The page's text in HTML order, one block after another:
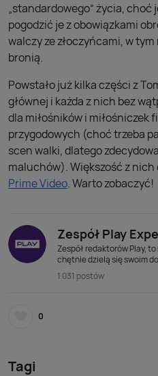
„standardowego” życia,
pogodzić je z obowiązkami
walczy ze złoczyńcami, w
bronią.
Powstało już kilka części z
głównej i każda z nich bez
dla miłośników i miłośniczek
przygodowych (choć trzeba
scen walki, dlatego
maluchów). Większość z
Prime Video. Warto zobaczyć!
Zespół Play
Zespół redaktorów Play,
chętnie dzielą się swoim
1 031 postów
0
Tagi